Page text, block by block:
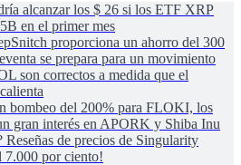
alcanzar los $ 26 si los ETF XRP
en el primer mes
proporciona un ahorro del 300
se prepara para un movimiento
son correctos a medida que el
bombeo del 200% para FLOKI, los
gran interés en APORK y Shiba Inu
de precios de Singularity
7.000 por ciento!